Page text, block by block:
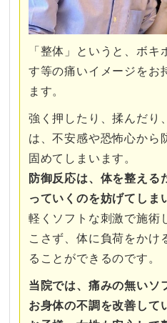
「整体」というと、ボ
す等の痛いイメージをお
ます。
強く押したり、揉んだり
は、不安感や恐怖心から
固めてしまいます。
防御反応は、体を整える
っていくのを妨げてしま
軽くソフトな刺激で施術
こさず、体に負荷をかけ
ることができるのです。
当院では、痛みの無いソ
お身体の不調を改善して